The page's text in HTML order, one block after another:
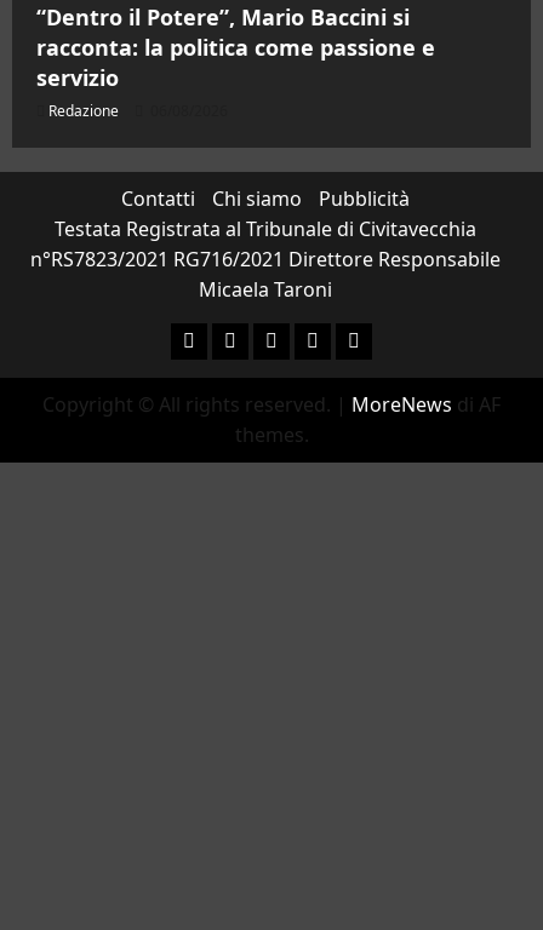
“Dentro il Potere”, Mario Baccini si
racconta: la politica come passione e
servizio
Redazione
Contatti Chi siamo
Pubblicità
Testata Registrata al Tribunale di Civitavecchia
n°RS7823/2021 RG716/2021 Direttore Responsabile
Micaela Taroni
FacebookInstagram
YouTubeTwitterEmail
Copyright © All rights reserved. | MoreNews di AF
themes.